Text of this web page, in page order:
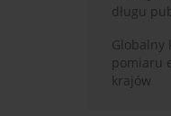
długu
Globalny
pomiaru
krajów